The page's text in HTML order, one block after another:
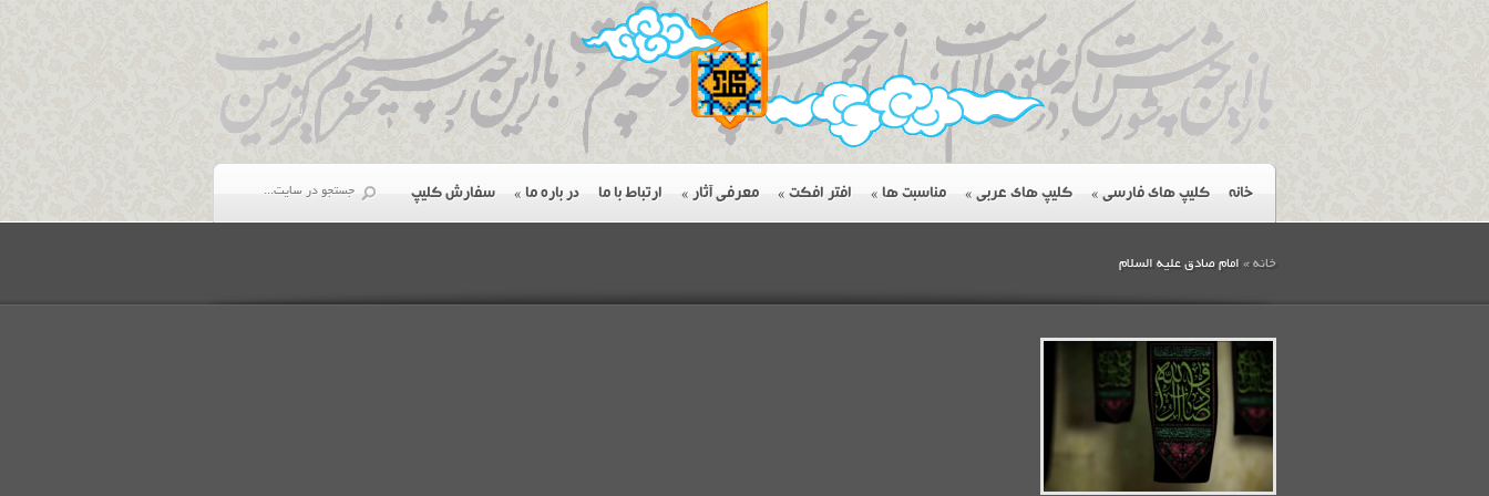
خانه کلیپ های فارسی » کلیپ های عربی » مناسبت ها » افتر افکت » معرفی آثار » ارتباط با ما در باره ما » سفارش کلیپ
خانه » امام صادق علیه السلام